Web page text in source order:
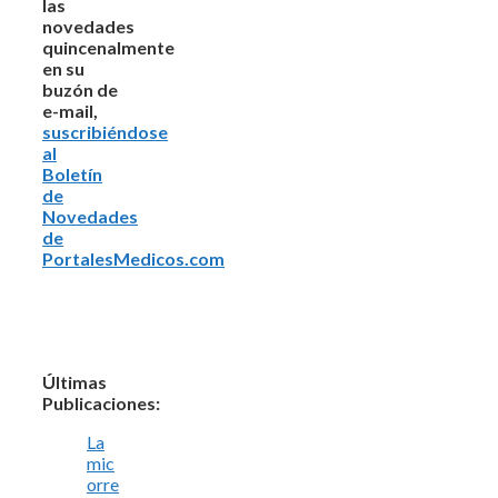
las
novedades
quincenalmente
en su
buzón de
e-mail,
suscribiéndose
al
Boletín
de
Novedades
de
PortalesMedicos.com
Últimas
Publicaciones:
La
mic
orre